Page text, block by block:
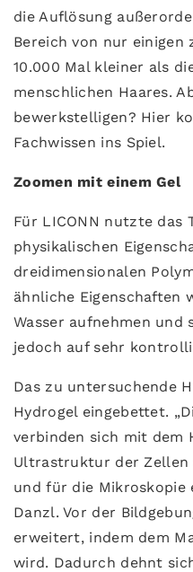
die Auflösung
Bereich von nur einigen
10.000 Mal kleiner als
menschlichen Haares.
bewerkstelligen? Hier
Fachwissen ins Spiel.
Zoomen mit einem Gel
Für LICONN nutzte das
physikalischen
dreidimensionalen
ähnliche Eigenschaften
Wasser aufnehmen
jedoch auf sehr
Das zu untersuchende
Hydrogel eingebettet.
verbinden sich mit dem
Ultrastruktur der Zellen
und für die
Danzl. Vor der
erweitert, indem dem
wird. Dadurch dehnt